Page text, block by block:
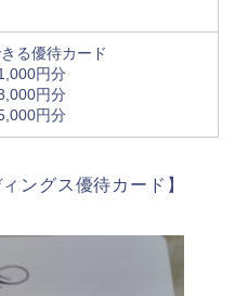
る優待カード
円分
円分
円分
ングス優待カード】